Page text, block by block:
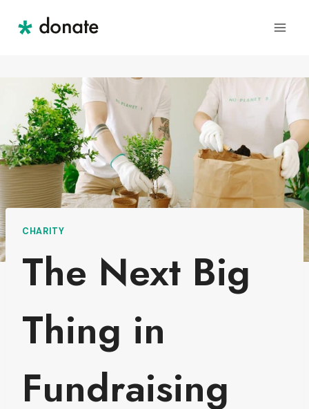
CHARITY
The Next Big
Thing in
Fundraising